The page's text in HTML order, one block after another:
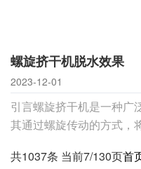
螺旋挤干机脱水效果
2023-12-01
引言螺旋挤干机是一种广
其通过螺旋传动的方式，
工作原理、优势特点以及
共1037条 当前7/130页首